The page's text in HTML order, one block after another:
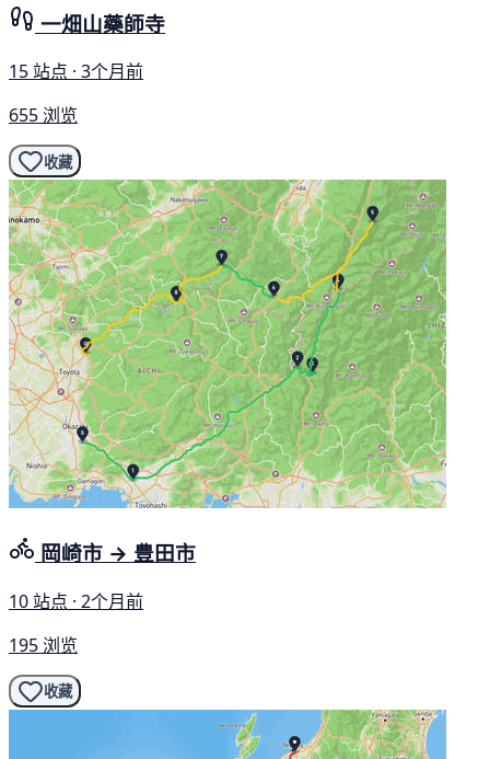
一畑山藥師寺
15 站点 · 3个月前
655 浏览
收藏
岡崎市 → 豊田市
10 站点 · 2个月前
195 浏览
收藏